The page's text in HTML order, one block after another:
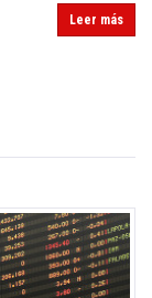
Leer más